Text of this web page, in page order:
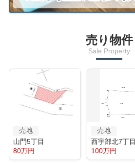
売り物件
Sale Property
売地
山門5丁目
80万円
売地
西宇部北7丁目
100万円